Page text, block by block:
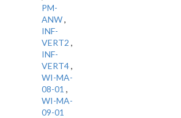
PM-
ANW,
INF-
VERT2 ,
INF-
VERT4,
WI-MA-
08-01 ,
WI-MA-
09-01